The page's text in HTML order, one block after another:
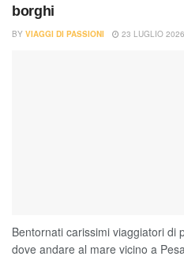
borghi
BY VIAGGI DI PASSIONI 23 LUGLIO 2026
Bentornati carissimi viaggiatori di
dove andare al mare vicino a